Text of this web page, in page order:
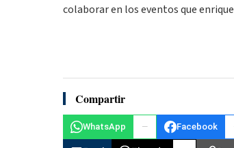
colaborar en los eventos que
Compartir
WhatsApp Facebook